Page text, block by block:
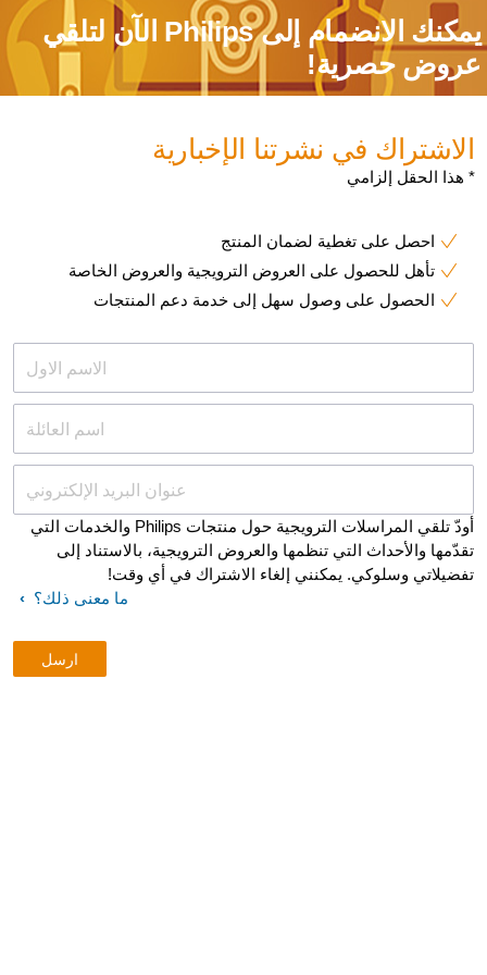
يمكنك الانضمام إلى Philips الآن لتلقي
حصرية!
الاشتراك في نشرتنا الإخبارية
* هذا الحقل إلزامي
احصل على تغطية لضمان المنتج
تأهل للحصول على العروض الترويجية والعروض الخاصة
الحصول على وصول سهل إلى خدمة دعم المنتجات
الاسم الاول
اسم العائلة
عنوان البريد الإلكتروني
أودّ تلقي المراسلات الترويجية حول منتجات Philips والخدمات التي
تقدّمها والأحداث التي تنظمها والعروض الترويجية، بالاستناد إلى
تفضيلاتي وسلوكي. يمكنني إلغاء الاشتراك في أي وقت!
ما معنى ذلك؟